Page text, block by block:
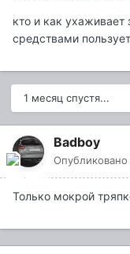
кто и как
средствами
1 месяц спустя...
Badboy
Опубликовано
Только мокрой